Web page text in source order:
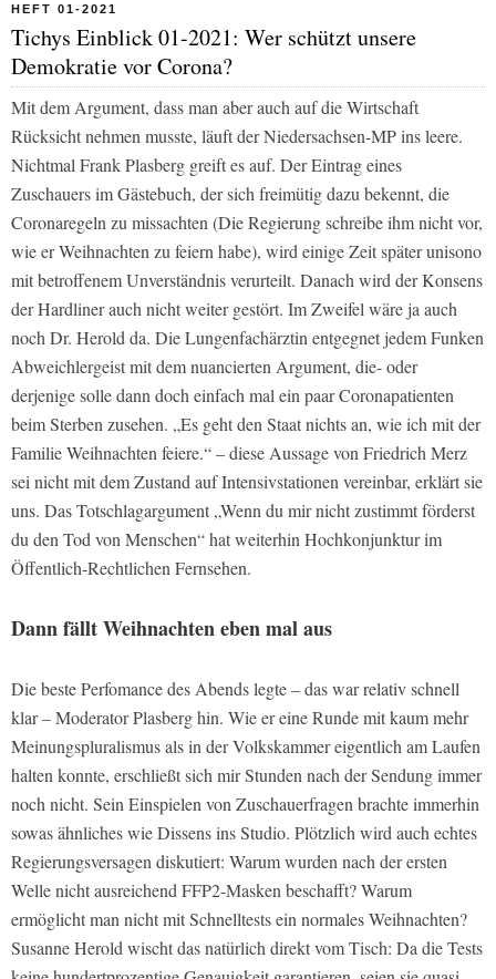
HEFT 01-2021
Tichys Einblick 01-2021: Wer schützt unsere
Demokratie vor Corona?
Mit dem Argument, dass man aber auch auf die Wirtschaft
Rücksicht nehmen musste, läuft der Niedersachsen-MP ins leere.
Nichtmal Frank Plasberg greift es auf. Der Eintrag eines
Zuschauers im Gästebuch, der sich freimütig dazu bekennt, die
Coronaregeln zu missachten (Die Regierung schreibe ihm nicht vor,
wie er Weihnachten zu feiern habe), wird einige Zeit später unisono
mit betroffenem Unverständnis verurteilt. Danach wird der Konsens
der Hardliner auch nicht weiter gestört. Im Zweifel wäre ja auch
noch Dr. Herold da. Die Lungenfachärztin entgegnet jedem Funken
Abweichlergeist mit dem nuancierten Argument, die- oder
derjenige solle dann doch einfach mal ein paar Coronapatienten
beim Sterben zusehen. „Es geht den Staat nichts an, wie ich mit der
Familie Weihnachten feiere.“ – diese Aussage von Friedrich Merz
sei nicht mit dem Zustand auf Intensivstationen vereinbar, erklärt sie
uns. Das Totschlagargument „Wenn du mir nicht zustimmt förderst
du den Tod von Menschen“ hat weiterhin Hochkonjunktur im
Öffentlich-Rechtlichen Fernsehen.
Dann fällt Weihnachten eben mal aus
Die beste Perfomance des Abends legte – das war relativ schnell
klar – Moderator Plasberg hin. Wie er eine Runde mit kaum mehr
Meinungspluralismus als in der Volkskammer eigentlich am Laufen
halten konnte, erschließt sich mir Stunden nach der Sendung immer
noch nicht. Sein Einspielen von Zuschauerfragen brachte immerhin
sowas ähnliches wie Dissens ins Studio. Plötzlich wird auch echtes
Regierungsversagen diskutiert: Warum wurden nach der ersten
Welle nicht ausreichend FFP2-Masken beschafft? Warum
ermöglicht man nicht mit Schnelltests ein normales Weihnachten?
Susanne Herold wischt das natürlich direkt vom Tisch: Da die Tests